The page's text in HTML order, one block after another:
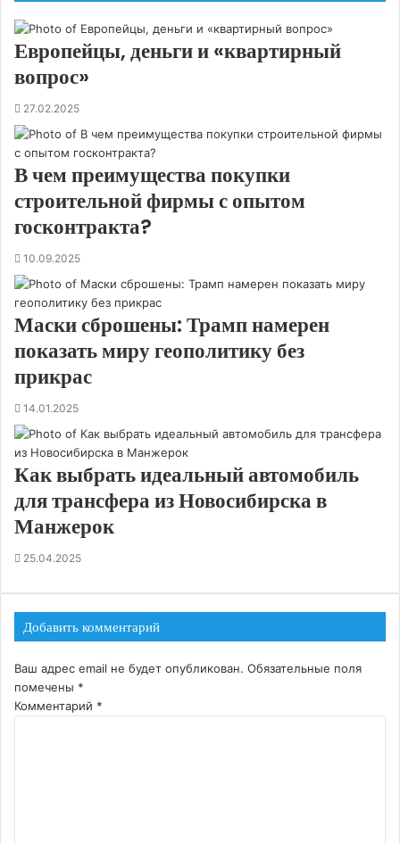
Европейцы, деньги и «квартирный
вопрос»
27.02.2025
В чем преимущества покупки
строительной фирмы с опытом
госконтракта?
10.09.2025
Маски сброшены: Трамп намерен
показать миру геополитику без
прикрас
14.01.2025
Как выбрать идеальный автомобиль
для трансфера из Новосибирска в
Манжерок
25.04.2025
Добавить комментарий
Ваш адрес email не будет опубликован. Обязательные поля
помечены *
Комментарий *